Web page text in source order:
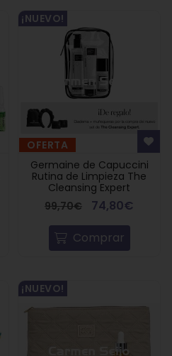
OFERTA
¡NUEVO!
Germaine de Capuccini
Rutina de Limpieza The
Cleansing Expert
99,70€
74,80€
Comprar
¡NUEVO!